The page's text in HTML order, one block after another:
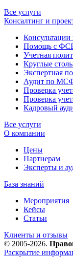
Все услуги
Консалтинг и
Консультации
Помощь с
Учетная
Круглые
Экспертная
Аудит по
Проверка
Проверка
Кадровый
Все услуги
О компании
Цены
Партнерам
Эксперты и
База знаний
Мероприятия
Кейсы
Статьи
Клиенты и отзывы
© 2005-2026.
Раскрытие